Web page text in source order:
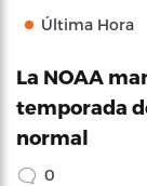
Última Hora
La NOAA
temporada
normal
0